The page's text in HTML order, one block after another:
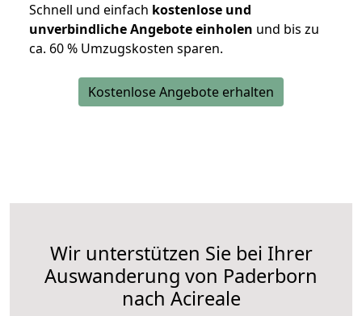
Schnell und einfach kostenlose und
unverbindliche Angebote einholen und bis zu
ca. 60 % Umzugskosten sparen.
Kostenlose Angebote erhalten
Wir unterstützen Sie bei Ihrer
Auswanderung von Paderborn
nach Acireale